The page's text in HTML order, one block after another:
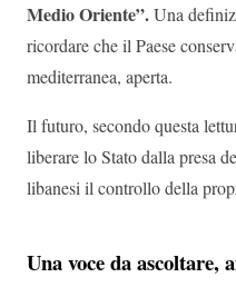
Medio Oriente”.Una
ricordare che il Paese
mediterranea, aperta.
Il futuro, secondo questa
liberare lo Stato dalla presa
libanesi il controllo della
Una voce da ascoltare,